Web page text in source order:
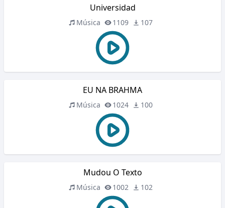
Universidad
Música 1109 107
EU NA BRAHMA
Música 1024 100
Mudou O Texto
Música 1002 102